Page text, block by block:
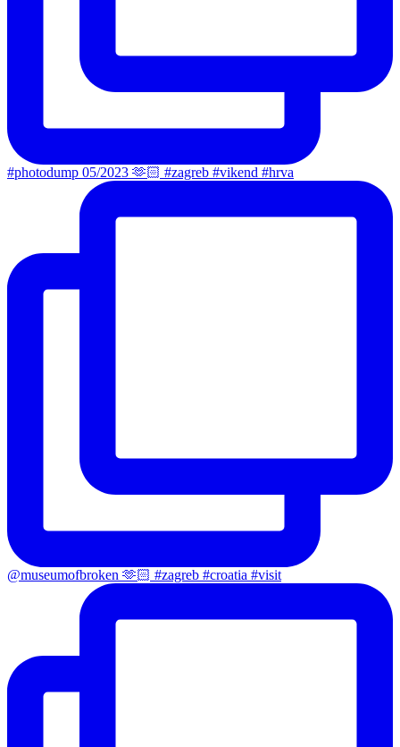
#photodump 05/2023 🫶🏻 #zagreb #vikend #hrva
@museumofbroken 🫶🏻 #zagreb #croatia #visit